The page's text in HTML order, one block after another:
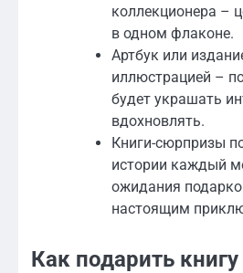
коллекционера –
в одном флаконе.
Артбук или
иллюстрацией –
будет украшать
вдохновлять.
Книги-сюрпризы
истории каждый
ожидания
настоящим
Как подарить книгу